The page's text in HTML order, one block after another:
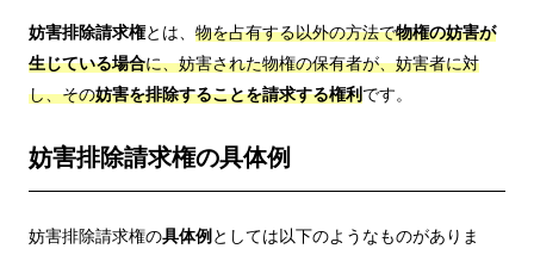
妨害排除請求権とは、 物を占有する以外の方法で物権の妨害が
生じている場合に、妨害された物権の保有者が、妨害者に対
し、その妨害を排除することを請求する権利です。
妨害排除請求権の具体例
妨害排除請求権の具体例 としては以下のようなものがありま